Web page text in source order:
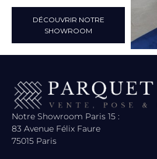
DÉCOUVRIR NOTRE
SHOWROOM
Notre Showroom Paris 15 :
83 Avenue Félix Faure
75015 Paris